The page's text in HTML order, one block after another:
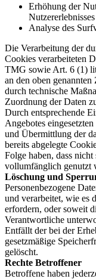
Erhöhung der
Analyse des
Die Verarbeitung der
Cookies verarbeiteten
TMG sowie Art. 6 (1)
an den oben
durch technische
Zuordnung der Daten
Durch entsprechende
Angebotes
und Übermittlung der
bereits abgelegte
Folge haben, dass
vollumfänglich genutzt
Löschung und
Personenbezogene
und verarbeitet, wie es
erfordern, oder soweit
Verantwortliche
Entfällt der bei der
gesetzmäßige
gelöscht.
Rechte Betroffener
Betroffene haben